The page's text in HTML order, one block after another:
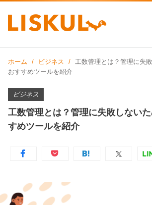
ホーム ビジネス
工数管理とは？管理に失
おすすめツールを紹介
ビジネス
工数管理とは？管理に失敗しない
すめツールを紹介